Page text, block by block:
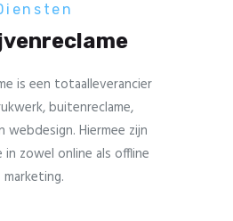
is een totaalleverancier
buitenreclame,
webdesign. Hiermee zijn
zowel online als offline
marketing.